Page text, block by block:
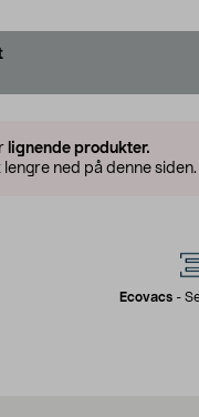
lignende produkter.
ned på denne siden.
Ecovacs -